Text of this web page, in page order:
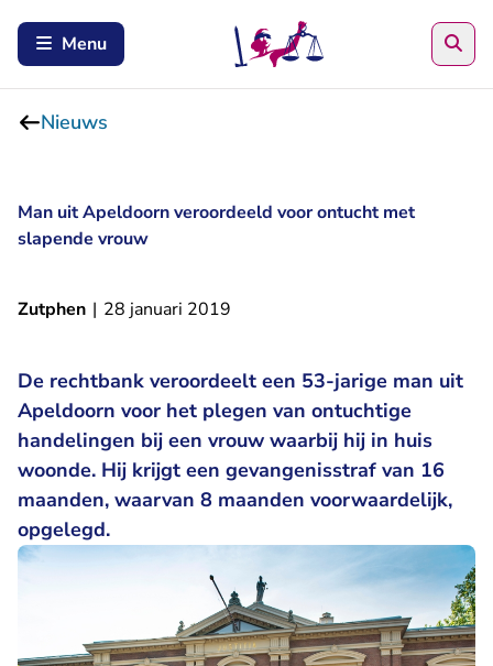
Menu
Nieuws
Man uit Apeldoorn veroordeeld voor ontucht met
slapende vrouw
Zutphen | 28 januari 2019
De rechtbank veroordeelt een 53-jarige man uit
Apeldoorn voor het plegen van ontuchtige
handelingen bij een vrouw waarbij hij in huis
woonde. Hij krijgt een gevangenisstraf van 16
maanden, waarvan 8 maanden voorwaardelijk,
opgelegd.